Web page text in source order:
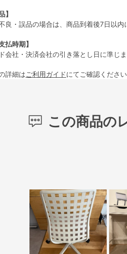
】
良・誤品の場合は、商品到着後7日以
払時期】
会社・決済会社の引き落とし日に準じま
詳細はご利用ガイドにてご確認ください
この商品の